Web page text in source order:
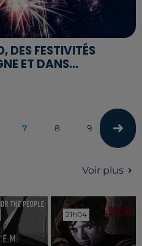
DES FESTIVITÉS
ET DANS...
7 8 9 10
Voir plus
21h04
21h04